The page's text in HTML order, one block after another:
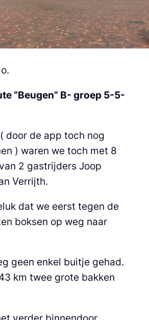
“Beugen” B- groep 5-5-
door de app toch nog
) waren we toch met 8
2 gastrijders Joop
Verrijth.
dat we eerst tegen de
boksen op weg naar
geen enkel buitje gehad.
km twee grote bakken